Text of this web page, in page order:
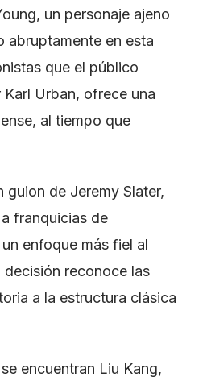
un personaje ajeno
abruptamente en esta
que el público
Urban, ofrece una
al tiempo que
guion de Jeremy Slater,
franquicias de
enfoque más fiel al
decisión reconoce las
a la estructura clásica
encuentran Liu Kang,